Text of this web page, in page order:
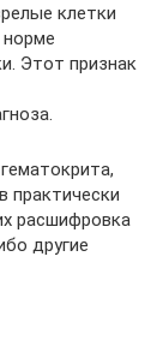
клетки
Этот признак
практически
расшифровка
другие